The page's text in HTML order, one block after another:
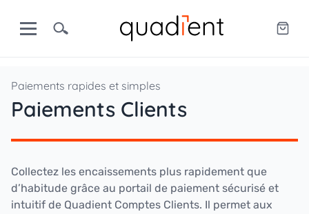
Paiements rapides et simples
Paiements Clients
Collectez les encaissements plus rapidement que
d’habitude grâce au portail de paiement sécurisé et
intuitif de Quadient Comptes Clients. Il permet aux